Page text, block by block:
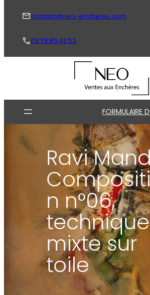
contact@neo-encheres.com
09 78 80 42 53
FORMULAIRE
Ravi
n n°06,
technique
mixte sur
toile